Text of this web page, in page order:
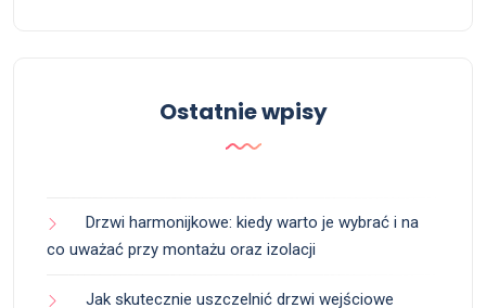
Ostatnie wpisy
Drzwi harmonijkowe: kiedy warto je wybrać i na
co uważać przy montażu oraz izolacji
Jak skutecznie uszczelnić drzwi wejściowe